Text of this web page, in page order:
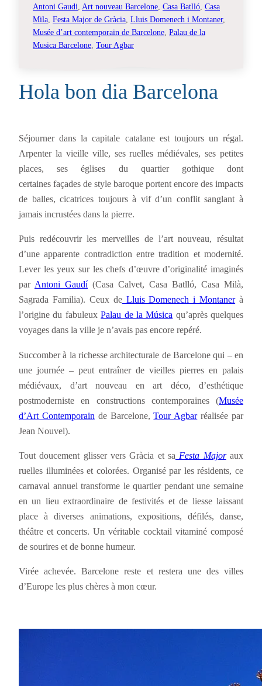
Antoni Gaudi Art nouveau Barcelone Casa Batlló Casa
Mila Festa Major de Gràcia Lluis Domenech i Montaner
Musée d’art contemporain de Barcelone Palau de la
Musica Barcelone Tour Agbar
Hola bon dia Barcelona
Séjourner dans la capitale catalane est toujours un régal.
Arpenter la vieille ville, ses ruelles médiévales, ses petites
places, ses églises du quartier gothique dont
certaines façades de style baroque portent encore des impacts
de balles, cicatrices toujours à vif d’un conflit sanglant à
jamais incrustées dans la pierre.
Puis redécouvrir les merveilles de l’art nouveau, résultat
d’une apparente contradiction entre tradition et modernité.
Lever les yeux sur les chefs d’œuvre d’originalité imaginés
par Antoni Gaudí(Casa Calvet, Casa Batlló, Casa Milà,
Sagrada Familia). Ceux deLluis Domenech i Montanerà
l’origine du fabuleuxPalau de la Música qu’après quelques
voyages dans la ville je n’avais pas encore repéré.
Succomber à la richesse architecturale de Barcelone qui – en
une journée – peut entraîner de vieilles pierres en palais
médiévaux, d’art nouveau en art déco, d’esthétique
postmoderniste en constructions contemporaines (Musée
d’Art Contemporain de Barcelone,Tour Agbarréalisée par
Jean Nouvel).
Tout doucement glisser vers Gràcia et sa Festa Majoraux
ruelles illuminées et colorées. Organisé par les résidents, ce
carnaval annuel transforme le quartier pendant une semaine
en un lieu extraordinaire de festivités et de liesse laissant
place à diverses animations, expositions, défilés, danse,
théâtre et concerts. Un véritable cocktail vitaminé composé
de sourires et de bonne humeur.
Virée achevée. Barcelone reste et restera une des villes
d’Europe les plus chères à mon cœur.